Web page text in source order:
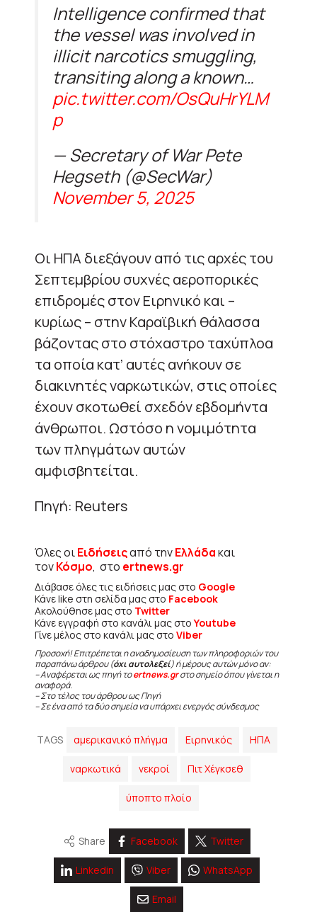
Intelligence confirmed that
the vessel was involved in
illicit narcotics smuggling,
transiting along a known…
pic.twitter.com/OsQuHrYLM
p
— Secretary of War Pete
Hegseth (@SecWar)
November 5, 2025
Οι ΗΠΑ διεξάγουν από τις αρχές του
Σεπτεμβρίου συχνές αεροπορικές
επιδρομές στον Ειρηνικό και –
κυρίως – στην Καραϊβική θάλασσα
βάζοντας στο στόχαστρο ταχύπλοα
τα οποία κατ’ αυτές ανήκουν σε
διακινητές ναρκωτικών, στις οποίες
έχουν σκοτωθεί σχεδόν εβδομήντα
άνθρωποι. Ωστόσο η νομιμότητα
των πληγμάτων αυτών
αμφισβητείται.
Πηγή: Reuters
Όλες οιΕιδήσειςαπό τηνΕλλάδακαι
τονΚόσμο, στο ertnews.gr
Διάβασε όλες τις ειδήσεις μας στο Google
Κάνε like στη σελίδα μας στο Facebook
Ακολούθησε μας στο Twitter
Κάνε εγγραφή στο κανάλι μας στοYoutube
Γίνε μέλος στο κανάλι μας στο Viber
Προσοχή! Επιτρέπεται η αναδημοσίευση των πληροφοριών του
παραπάνω άρθρου (όχι αυτολεξεί) ή μέρους αυτών μόνο αν:
– Αναφέρεται ως πηγή τοertnews.grστο σημείο όπου γίνεται η
αναφορά.
– Στο τέλος του άρθρου ως Πηγή
– Σε ένα από τα δύο σημεία να υπάρχει ενεργός σύνδεσμος
TAGS αμερικανικό πλήγμα Ειρηνικός ΗΠΑ
ναρκωτικά νεκροί Πιτ Χέγκσεθ
ύποπτο πλοίο
Share Facebook Twitter
Linkedin Viber WhatsApp
Email